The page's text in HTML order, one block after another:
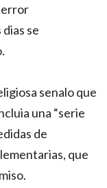
error
se
senalo que
una “serie
de
que